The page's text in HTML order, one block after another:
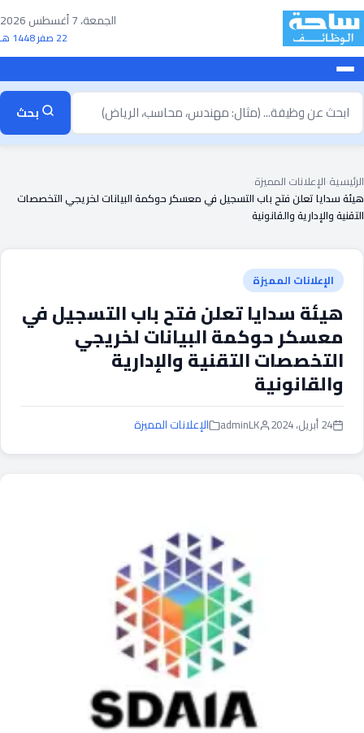
تخطى
إلى
المحتوى
الجمعة، 7 أغسطس 2026
22 صفر 1448 هـ
ابحث
بحث
الرئيسية الإعلانات المميزة
هيئة سدايا تعلن فتح باب التسجيل في معسكر حوكمة البيانات لخريجي التخصصات
التقنية والإدارية والقانونية
الإعلانات المميزة
هيئة سدايا تعلن فتح باب التسجيل في
معسكر حوكمة البيانات لخريجي
التخصصات التقنية والإدارية
والقانونية
24 أبريل، 2024 adminLK الإعلانات المميزة